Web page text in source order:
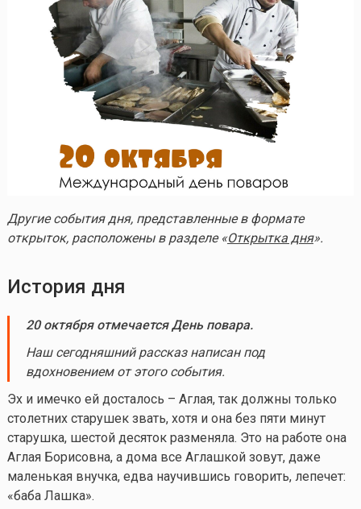
Другие события дня, представленные в формате
открыток, расположены в разделе «Открытка дня».
История дня
20 октября отмечается День повара.
Наш сегодняшний рассказ написан под
вдохновением от этого события.
Эх и имечко ей досталось – Аглая, так должны только
столетних старушек звать, хотя и она без пяти минут
старушка, шестой десяток разменяла. Это на работе она
Аглая Борисовна, а дома все Аглашкой зовут, даже
маленькая внучка, едва научившись говорить, лепечет:
«баба Лашка».